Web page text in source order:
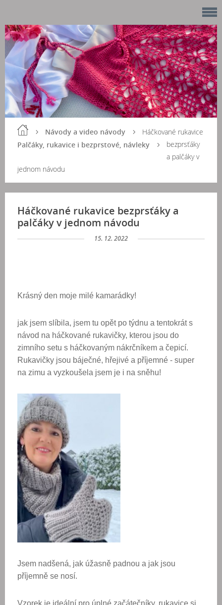
Návody a video návody
Palčáky, rukavice i bezprstové, návleky
Háčkované rukavice
bezprsťáky
a palčáky v
jednom návodu
Háčkované rukavice bezprsťáky a
palčáky v jednom návodu
15. 12. 2022
Krásný den moje milé kamarádky!
jak jsem slíbila, jsem tu opět po týdnu a tentokrát s
návod na háčkované rukavičky, kterou jsou do
zimního setu s háčkovaným nákrčníkem a čepicí.
Rukavičky jsou báječné, hřejivé a příjemné - super
na zimu a vyzkoušela jsem je i na sněhu!
Jsem nadšená, jak úžasně padnou a jak jsou
příjemně se nosí.
Vzorek je ideální pro úplné začátečníky, rukavice si